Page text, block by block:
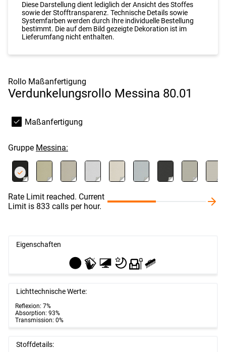
Diese Darstellung dient lediglich der Ansicht des Stoffes
sowie der Stofftransparenz. Technische Details sowie
Systemfarben werden durch Ihre individuelle Bestellung
bestimmt. Die auf dem Bild gezeigte Dekoration ist im
Lieferumfang nicht enthalten.
Rollo Maßanfertigung
Verdunkelungsrollo Messina 80.01
Maßanfertigung
Gruppe Messina:
Rate Limit reached. Current
Limit is 833 calls per hour.
Eigenschaften
Lichttechnische Werte:
Reflexion: 7%
Absorption: 93%
Transmission: 0%
Stoffdetails: